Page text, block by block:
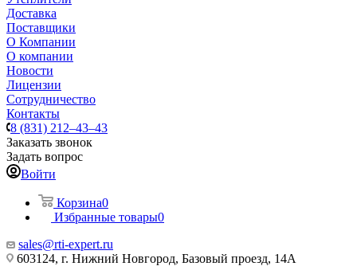
Доставка
Поставщики
О Компании
О компании
Новости
Лицензии
Сотрудничество
Контакты
8 (831) 212–43–43
Заказать звонок
Задать вопрос
Войти
Корзина0
Избранные товары0
sales@rti-expert.ru
603124, г. Нижний Новгород, Базовый проезд, 14А